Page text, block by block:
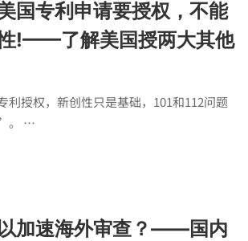
国专利申请要授权，不能
!——了解美国授两大其他
利授权，新创性只是基础，101和112问题
。 …
加速海外审查？——国内